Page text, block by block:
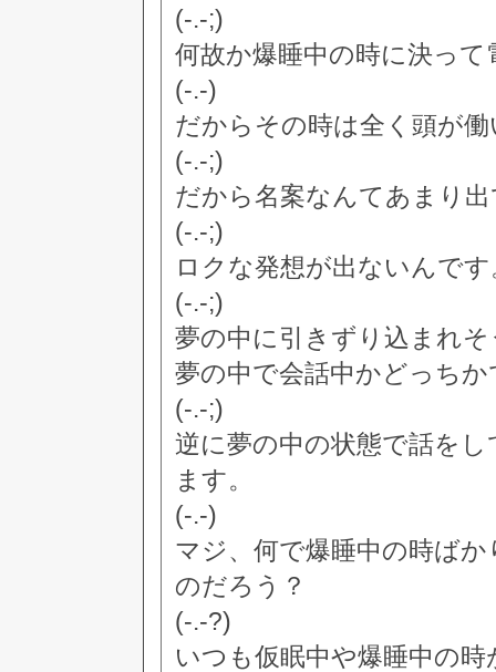
(-.-;)
何故か爆睡中の時に決っ
(-.-)
だからその時は全く頭が
(-.-;)
だから名案なんてあまり
(-.-;)
ロクな発想が出ないんです
(-.-;)
夢の中に引きずり込まれ
夢の中で会話中かどっちか
(-.-;)
逆に夢の中の状態で話を
ます。
(-.-)
マジ、何で爆睡中の時ば
のだろう？
(-.-?)
いつも仮眠中や爆睡中の